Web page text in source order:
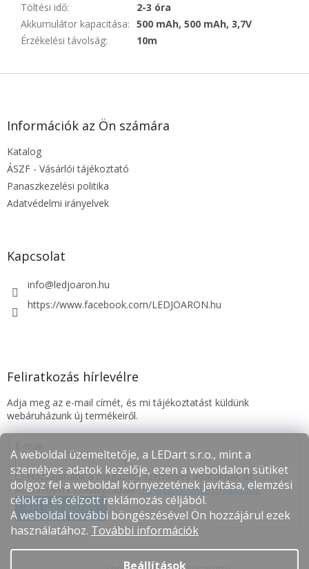
A weboldal üzemeltetője, a LEDart s.r.o., mint a
személyes adatok kezelője, ezen a weboldalon sütiket
dolgoz fel a weboldal környezetének javítása, elemzési
célokra és célzott reklámozás céljából.
A weboldal további böngészésével Ön hozzájárul ezek
használatához. További információk
Beállítások
Töltési idő:
2-3 óra
Akkumulátor kapacitása: 500 mAh, 500 mAh, 3,7V
Érzékelési távolság: 10m
L
Információk az Ön számára
Katalog
ÁSZF - Vásárlói tájékoztató
Panaszkezelési politika
Adatvédelmi irányelvek
Kapcsolat
info@ledjoaron.hu
https://www.facebook.com/LEDJOARON.hu
Feliratkozás hírlevélre
Adja meg az e-mail címét, és mi tájékoztatást küldünk
webáruházunk új termékeiről.
Hozzájárulok a megadott személyes adatoknak az
Adatvédelmi szabályzatnak megfelelő feldolgozásához.
FELIRATKOZÁS